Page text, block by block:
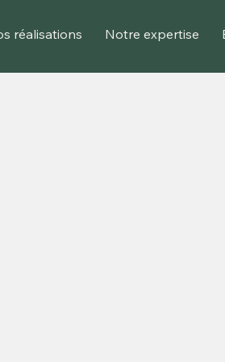
réalisations Notre expertise